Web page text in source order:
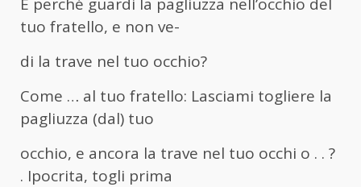
tuo fratello, e non ve-
di la trave nel tuo occhio?
Come … al tuo fratello: Lasciami togliere la
pagliuzza (dal) tuo
occhio, e ancora la trave nel tuo occhi o . . ?
. Ipocrita, togli prima